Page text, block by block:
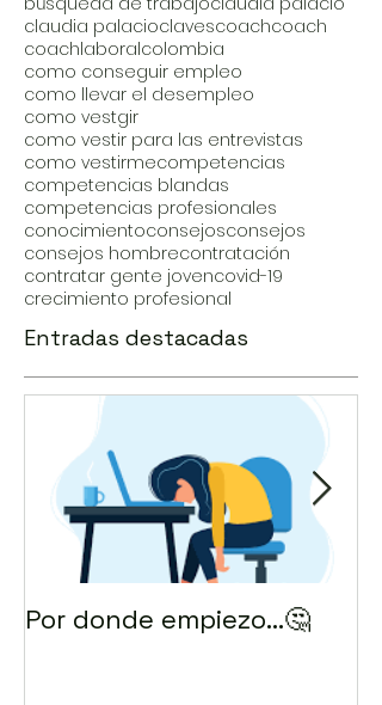
claudia palacioclavescoachcoach
coachlaboralcolombia
como conseguir empleo
como llevar el desempleo
como vestgir
como vestir para las entrevistas
como vestirmecompetencias
competencias blandas
competencias profesionales
conocimientoconsejosconsejos
consejos hombrecontratación
contratar gente jovencovid-19
crecimiento profesional
Entradas destacadas
Por donde empiezo…🤔